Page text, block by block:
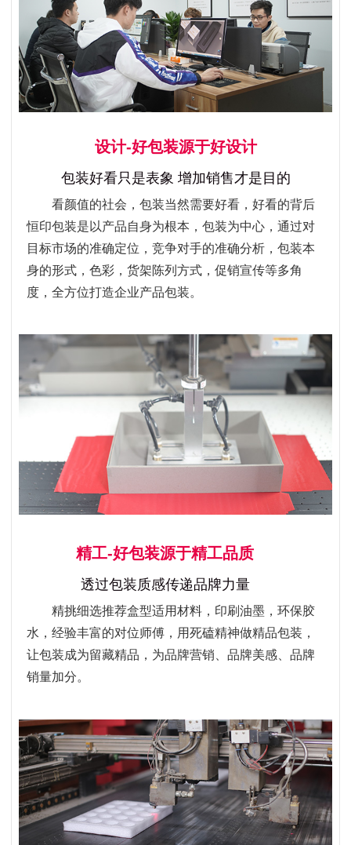
设计-好包装源于好设计
包装好看只是表象 增加销售才是目的
看颜值的社会，包装当然需要好看，好看的背后
恒印包装是以产品自身为根本，包装为中心，通过对
目标市场的准确定位，竞争对手的准确分析，包装本
身的形式，色彩，货架陈列方式，促销宣传等多角
度，全方位打造企业产品包装。
精工-好包装源于精工品质
透过包装质感传递品牌力量
精挑细选推荐盒型适用材料，印刷油墨，环保胶
水，经验丰富的对位师傅，用死磕精神做精品包装，
让包装成为留藏精品，为品牌营销、品牌美感、品牌
销量加分。